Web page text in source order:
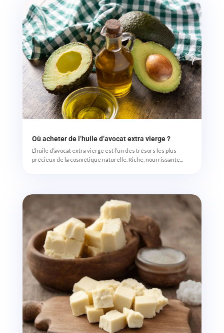
Où acheter de l’huile d’avocat extra vierge ?
L’huile d’avocat extra vierge est l’un des trésors les plus
précieux de la cosmétique naturelle. Riche, nourrissante...